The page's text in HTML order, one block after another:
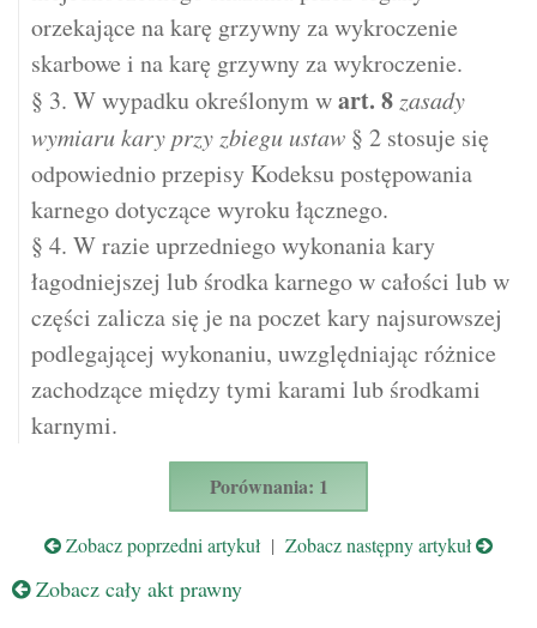
orzekające na karę grzywny za wykroczenie
skarbowe i na karę grzywny za wykroczenie.
§ 3. W wypadku określonym wart. 8 zasady
wymiaru kary przy zbiegu ustaw § 2 stosuje się
odpowiednio przepisy Kodeksu postępowania
karnego dotyczące wyroku łącznego.
§ 4. W razie uprzedniego wykonania kary
łagodniejszej lub środka karnego w całości lub w
części zalicza się je na poczet kary najsurowszej
podlegającej wykonaniu, uwzględniając różnice
zachodzące między tymi karami lub środkami
karnymi.
Porównania: 1
Zobacz poprzedni artykuł | Zobacz następny artykuł
Zobacz cały akt prawny